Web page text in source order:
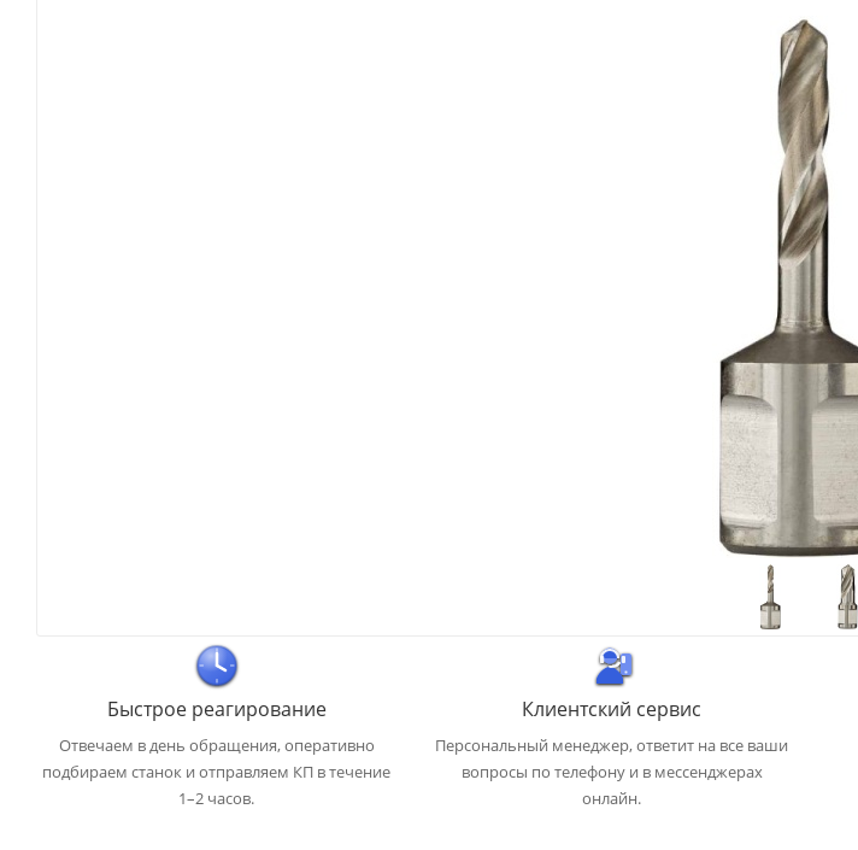
Быстрое реагирование
Отвечаем в день обращения, оперативно
подбираем станок и отправляем КП в течение
1–2 часов.
Клиентский сервис
Персональный менеджер, ответит на все ваши
вопросы по телефону и в мессенджерах
онлайн.